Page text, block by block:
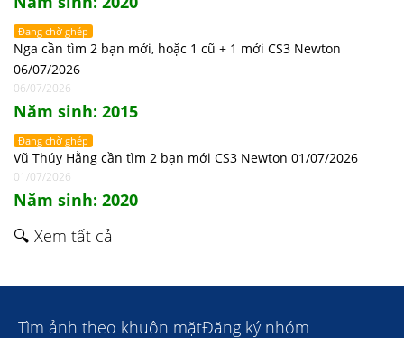
Đang chờ ghép
Nga cần tìm 2 bạn mới, hoặc 1 cũ + 1 mới CS3 Newton
06/07/2026
06/07/2026
Năm sinh: 2015
Đang chờ ghép
Vũ Thúy Hằng cần tìm 2 bạn mới CS3 Newton 01/07/2026
01/07/2026
Năm sinh: 2020
🔍 Xem tất cả
Tìm ảnh theo khuôn mặtĐăng ký nhóm